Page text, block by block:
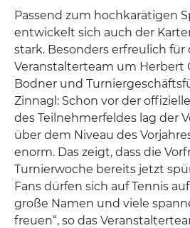
Passend zum hochkarätigen
entwickelt sich auch der
stark. Besonders erfreulich für
Veranstalterteam um Herbert
Bodner und
Zinnagl: Schon vor der
des Teilnehmerfeldes lag der
über dem Niveau des
enorm. Das zeigt, dass die
Turnierwoche bereits jetzt
Fans dürfen sich auf Tennis
große Namen und viele
freuen“, so das